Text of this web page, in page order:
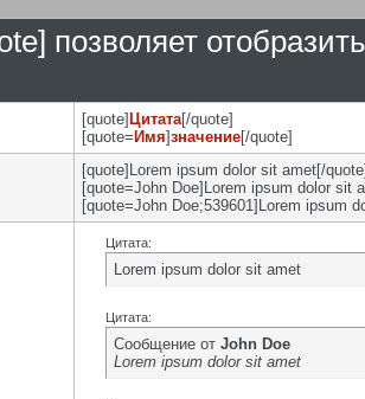
позволяет
[quote] Цитата[/quote]
[quote= Имя]значение[/quote]
[quote]Lorem ipsum dolor sit amet[/
[quote=John Doe]Lorem ipsum dolor sit
[quote=John Doe;539601]Lorem ipsum
Цитата:
Lorem ipsum dolor sit amet
Цитата:
Сообщение от John Doe
Lorem ipsum dolor sit amet